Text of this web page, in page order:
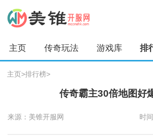
主页 传奇玩法 游戏库 排
主页>排行榜>
传奇霸主30倍地图好
来源：美锥开服网 时